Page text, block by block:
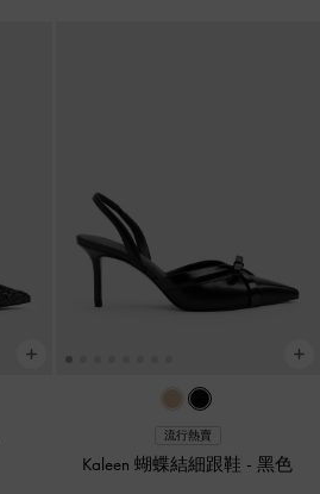
流行熱賣
Kaleen 蝴蝶結細跟鞋 -黑色